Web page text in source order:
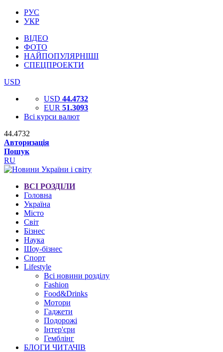
РУС
УКР
ВІДЕО
ФОТО
НАЙПОПУЛЯРНІШІ
СПЕЦПРОЕКТИ
USD
USD 44.4732
EUR 51.3093
Всі курси валют
44.4732
Авторизація
Пошук
RU
ВСІ РОЗДІЛИ
Головна
Україна
Місто
Світ
Бізнес
Наука
Шоу-бізнес
Спорт
Lifestyle
Всі новини розділу
Fashion
Food&Drinks
Мотори
Гаджети
Подорожі
Інтер'єри
Гемблінг
БЛОГИ ЧИТАЧІВ